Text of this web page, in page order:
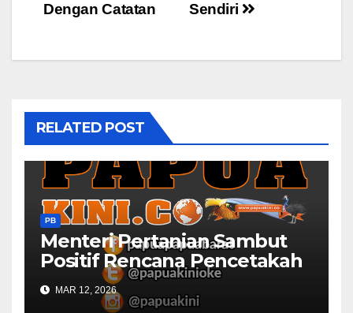
Sendiri
Dengan Catatan
RELATED POST
PB
Menteri Pertanian Sambut
Positif Rencana Pencetakah
Sawah dan Ladang di Papua
Barat
MAR 12, 2026